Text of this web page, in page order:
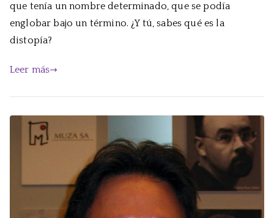
que tenía un nombre determinado, que se podía
englobar bajo un término. ¿Y tú, sabes qué es la
distopía?
Leer más